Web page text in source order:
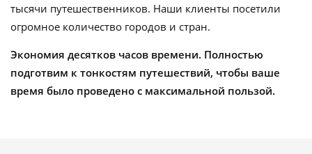
тысячи путешественников. Наши клиенты посетили
огромное количество городов и стран.
Экономия десятков часов времени. Полностью
подготвим к тонкостям путешествий, чтобы ваше
время было проведено с максимальной пользой.